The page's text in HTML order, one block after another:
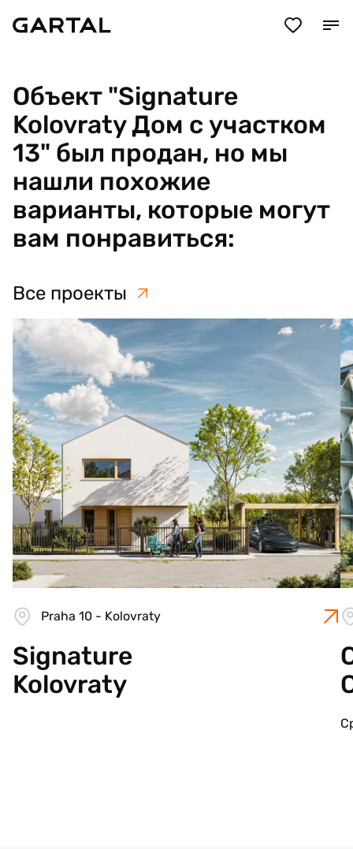
Объект "Signature
Kolovraty Дом с участком
13" был продан, но мы
нашли похожие
варианты, которые могут
вам понравиться:
Все проекты
Praha 10 - Kolovraty
Signature
Kolovraty